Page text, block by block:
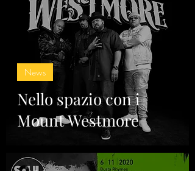
Nello spazio con i
Mount Westmore
News